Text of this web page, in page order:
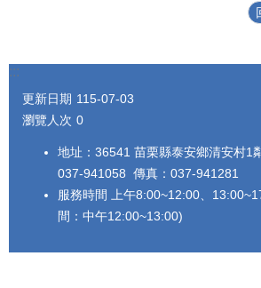
:::
更新日期 115-07-03
瀏覽人次 0
地址：36541 苗栗縣泰安鄉清安村1
037-941058 傳真：037-941281
服務時間 上午8:00~12:00、
間：中午12:00~13:00)